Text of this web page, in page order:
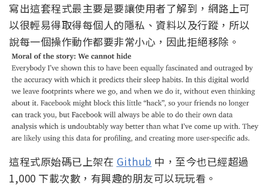
寫出這套程式最主要是要讓使用者了解到，網路上可
以很輕易得取得每個人的隱私、資料以及行蹤，所以
說每一個操作動作都要非常小心，因此拒絕移除。
這程式原始碼已上架在 Github 中，至今也已經超過
1,000 下載次數，有興趣的朋友可以玩玩看。